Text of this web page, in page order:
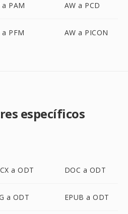
a PAM AW a PCD
a PFM AW a PICON
específicos
a ODT DOC a ODT
a ODT EPUB a ODT